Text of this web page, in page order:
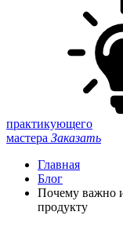
практикующего
мастера Заказать
Главная
Блог
Почему важно
продукту